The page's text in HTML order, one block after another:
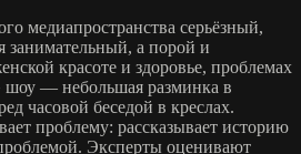
медиапространства серьёзный,
занимательный, а порой и
красоте и здоровье, проблемах
шоу — небольшая разминка в
часовой беседой в креслах.
проблему: рассказывает историю
Эксперты оценивают